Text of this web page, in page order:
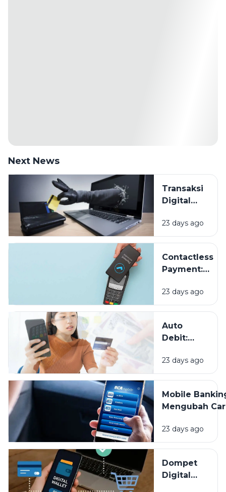
Next News
Transaksi
Digital
Mudah,
Bagaimana
Melindungi
Data
23 days ago
Contactless
Payment:
Tren atau
Masa Depan
Pembayaran?
23 days ago
Auto
Debit:
untuk
Tagihan,
Jangan
Sampai
Dipantau
23 days ago
Mobile
Mengubah
Uang, Apa Saja
23 days ago
Dompet
Digital